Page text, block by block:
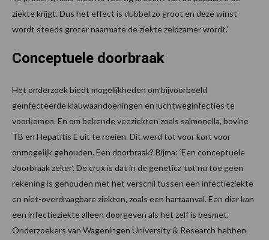
ziekte krijgt. Dus het effect is dubbel zo groot en deze winst
wordt steeds groter naarmate de ziekte zeldzamer wordt.’
Conceptuele doorbraak
Het onderzoek biedt mogelijkheden om bijvoorbeeld
geïnfecteerde klauwaandoeningen en luchtweginfecties te
voorkomen. En om bekende veeziekten zoals salmonella, bovine
TB en Hepatitis E uit te roeien. Dit werd tot voor kort voor
onmogelijk gehouden. Een doorbraak? Bijma: ‘Een conceptuele
doorbraak zeker’. De crux is dat in de genetica tot nu toe geen
rekening is gehouden met het verschil tussen een infectieziekte
en niet-overdraagbare ziekten, zoals een hartaanval. Een dier kan
een infectieziekte alleen doorgeven als het zelf is besmet.
Onderzoekers van Wageningen University & Research hebben